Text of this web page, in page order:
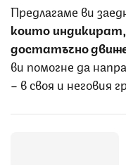
Предлагаме ви
които индикират,
достатъчно
ви помогне да
– в своя и неговия